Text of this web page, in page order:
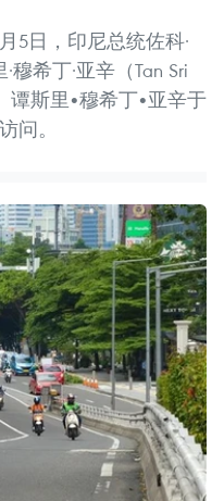
5日，印尼总统佐科·
希丁·亚辛（Tan Sri
谭斯里•穆希丁•亚辛于
问。